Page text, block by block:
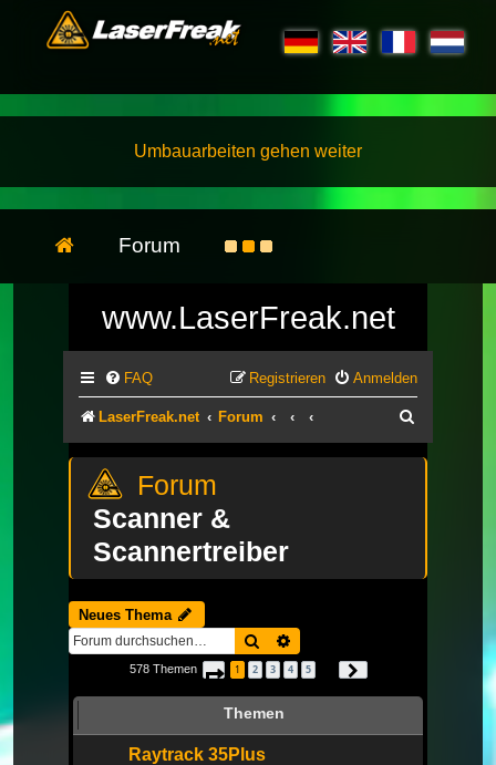
Umbauarbeiten gehen weiter
Forum
www.LaserFreak.net
FAQ Anmelden
Registrieren
LaserFreak.net Forum
Scanner &
Scannertreiber
Neues Thema
Suche
578 Themen Seite 1von 20
1 2 3 4 5
Themen
Raytrack 35Plus